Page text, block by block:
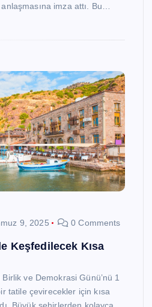
imza attı. Bu…
9, 2025 0 Comments
Keşfedilecek Kısa
ve Demokrasi Günü’nü 1
tatile çevirecekler için kısa